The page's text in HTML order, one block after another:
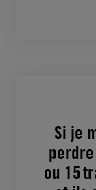
Si je
ou 15